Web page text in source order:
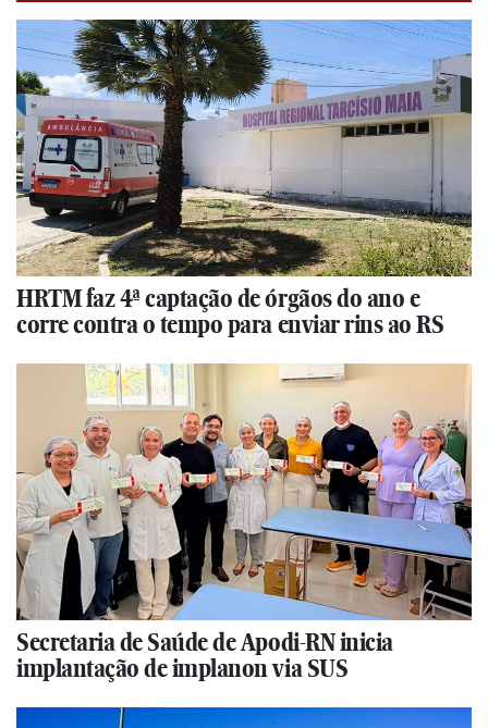
HRTM faz 4ª captação de órgãos do ano e
corre contra o tempo para enviar rins ao RS
Secretaria de Saúde de Apodi-RN inicia
implantação de implanon via SUS